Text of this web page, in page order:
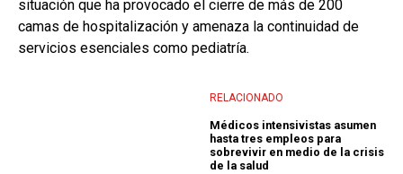
situación que ha provocado el cierre de más de 200
camas de hospitalización y amenaza la continuidad de
servicios esenciales como pediatría.
RELACIONADO
Médicos intensivistas asumen
hasta tres empleos para
sobrevivir en medio de la crisis
de la salud